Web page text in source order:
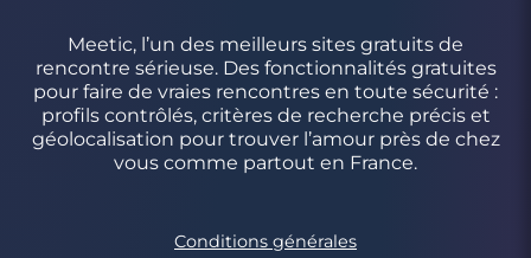
Meetic, l’un des meilleurs sites gratuits de
rencontre sérieuse. Des fonctionnalités gratuites
pour faire de vraies rencontres en toute sécurité :
profils contrôlés, critères de recherche précis et
géolocalisation pour trouver l’amour près de chez
vous comme partout en France.
Conditions générales